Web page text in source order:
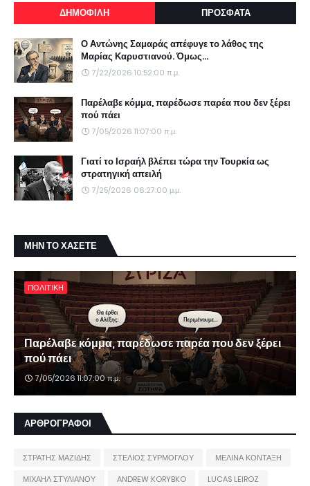
ΔΗΜΟΦΙΛΗ ΠΡΟΣΦΑΤΑ
Ο Αντώνης Σαμαράς απέφυγε το λάθος της
Μαρίας Καρυστιανού. Όμως...
7/22/2026 10:52:00 π.μ.
Παρέλαβε κόμμα, παρέδωσε παρέα που δεν ξέρει
πού πάει
7/05/2026 11:07:00 π.μ.
Γιατί το Ισραήλ βλέπει τώρα την Τουρκία ως
στρατηγική απειλή
7/25/2026 06:27:00 μ.μ.
ΜΗΝ ΤΟ ΧΑΣΕΤΕ
ΠΟΛΙΤΙΚΗ
Παρέλαβε κόμμα, παρέδωσε παρέα που δεν ξέρει
πού πάει
7/05/2026 11:07:00 π.μ.
ΑΡΘΡΟΓΡΑΦΟΙ
ΣΤΡΑΤΗΣ ΜΑΖΙΔΗΣ ΣΤΕΛΙΟΣ ΣΥΡΜΟΓΛΟΥ
ΜΕΛΙΝΑ ΚΟΝΤΑΞΗ
ΜΙΧΑΗΛ ΣΤΥΛΙΑΝΟΥ
ANDREW KORYBKO
LUCAS LEIROZ